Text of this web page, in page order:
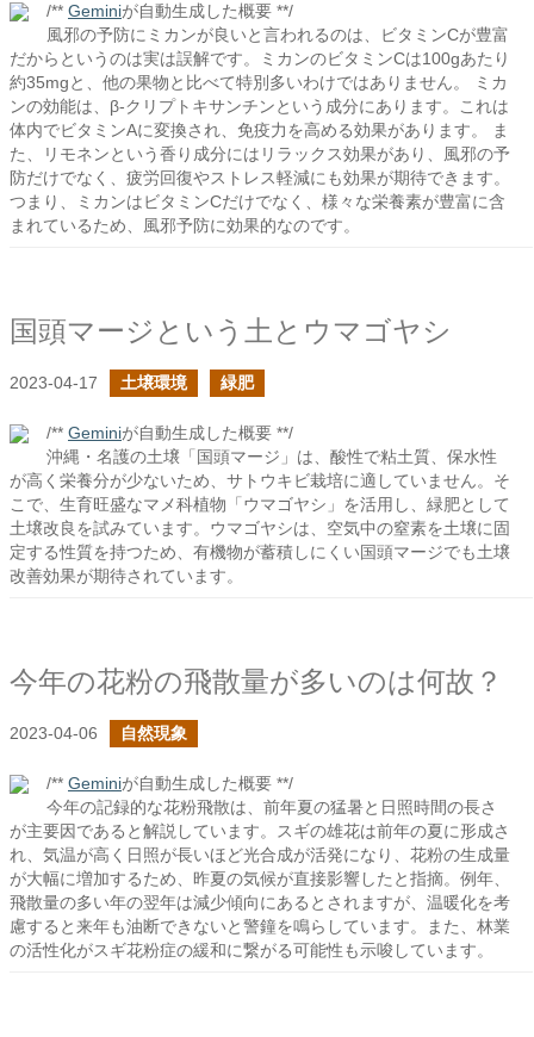
/** Geminiが自動生成した概要 **/
風邪の予防にミカンが良いと言われるのは、ビタミンCが豊富
だからというのは実は誤解です。ミカンのビタミンCは100gあたり
約35mgと、他の果物と比べて特別多いわけではありません。 ミカ
ンの効能は、β-クリプトキサンチンという成分にあります。これは
体内でビタミンAに変換され、免疫力を高める効果があります。 ま
た、リモネンという香り成分にはリラックス効果があり、風邪の予
防だけでなく、疲労回復やストレス軽減にも効果が期待できます。
つまり、ミカンはビタミンCだけでなく、様々な栄養素が豊富に含
まれているため、風邪予防に効果的なのです。
国頭マージという土とウマゴヤシ
2023-04-17 土壌環境 緑肥
/** Geminiが自動生成した概要 **/
沖縄・名護の土壌「国頭マージ」は、酸性で粘土質、保水性
が高く栄養分が少ないため、サトウキビ栽培に適していません。そ
こで、生育旺盛なマメ科植物「ウマゴヤシ」を活用し、緑肥として
土壌改良を試みています。ウマゴヤシは、空気中の窒素を土壌に固
定する性質を持つため、有機物が蓄積しにくい国頭マージでも土壌
改善効果が期待されています。
今年の花粉の飛散量が多いのは何故？
2023-04-06 自然現象
/** Geminiが自動生成した概要 **/
今年の記録的な花粉飛散は、前年夏の猛暑と日照時間の長さ
が主要因であると解説しています。スギの雄花は前年の夏に形成さ
れ、気温が高く日照が長いほど光合成が活発になり、花粉の生成量
が大幅に増加するため、昨夏の気候が直接影響したと指摘。例年、
飛散量の多い年の翌年は減少傾向にあるとされますが、温暖化を考
慮すると来年も油断できないと警鐘を鳴らしています。また、林業
の活性化がスギ花粉症の緩和に繋がる可能性も示唆しています。